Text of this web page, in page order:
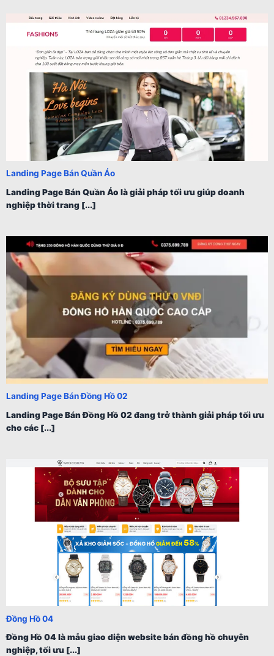
Landing Page Bán Quần Áo
Landing Page Bán Quần Áo là giải pháp tối ưu giúp doanh
nghiệp thời trang [...]
Landing Page Bán Đồng Hồ 02
Landing Page Bán Đồng Hồ 02 đang trở thành giải pháp tối ưu
cho các [...]
Đồng Hồ 04
Đồng Hồ 04 là mẫu giao diện website bán đồng hồ chuyên
nghiệp, tối ưu [...]